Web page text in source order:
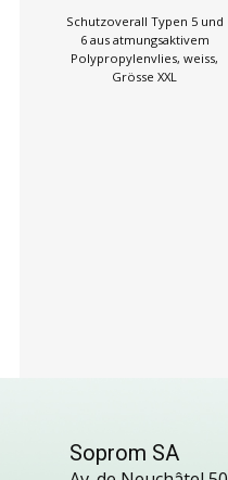
Schutzoverall Typen 5 und
6 aus atmungsaktivem
Polypropylenvlies, weiss,
Grösse XXL
Soprom SA